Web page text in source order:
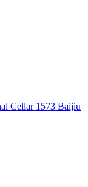
Cellar 1573 Baijiu